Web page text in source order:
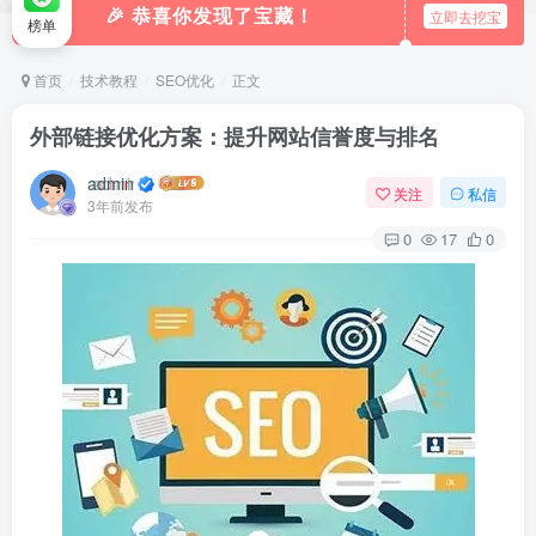
🎉 恭喜你发现了宝藏！ 立即去挖宝
首页 技术教程 SEO优化 正文
外部链接优化方案：提升网站信誉度与排名
admin
3年前发布
关注 私信
0 17 0
榜单